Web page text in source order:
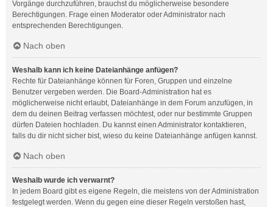
Vorgänge durchzuführen, brauchst du möglicherweise besondere
Berechtigungen. Frage einen Moderator oder Administrator nach
entsprechenden Berechtigungen.
Nach oben
Weshalb kann ich keine Dateianhänge anfügen?
Rechte für Dateianhänge können für Foren, Gruppen und einzelne
Benutzer vergeben werden. Die Board-Administration hat es
möglicherweise nicht erlaubt, Dateianhänge in dem Forum anzufügen, in
dem du deinen Beitrag verfassen möchtest, oder nur bestimmte Gruppen
dürfen Dateien hochladen. Du kannst einen Administrator kontaktieren,
falls du dir nicht sicher bist, wieso du keine Dateianhänge anfügen kannst.
Nach oben
Weshalb wurde ich verwarnt?
In jedem Board gibt es eigene Regeln, die meistens von der Administration
festgelegt werden. Wenn du gegen eine dieser Regeln verstoßen hast,